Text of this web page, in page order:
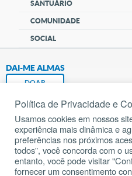
SANTUÁRIO
COMUNIDADE
SOCIAL
DAI-ME ALMAS
DOAR
Fundação João
Pedido de
Mapa do site
Política de Privacidade e
Usamos cookies em nossos
experiência mais dinâmica e
preferências nos próximos
todos”, você concorda com o
entanto, você pode visitar
fornecer um consentimento